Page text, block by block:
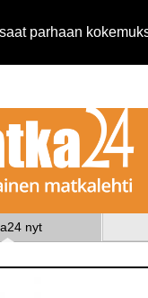
parhaan
nyt